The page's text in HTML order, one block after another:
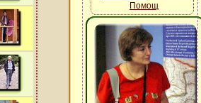
Помощ